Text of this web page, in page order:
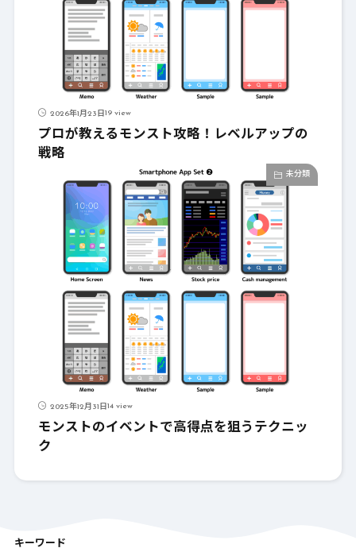
2026年1月23日19 view
プロが教えるモンスト攻略！レベルアップの
戦略
未分類
2025年12月31日14 view
モンストのイベントで高得点を狙うテクニッ
ク
キーワード